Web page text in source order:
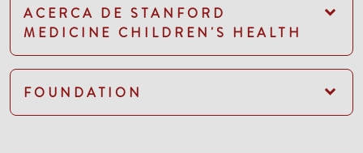
ACERCA DE STANFORD
MEDICINE CHILDREN'S HEALTH
FOUNDATION